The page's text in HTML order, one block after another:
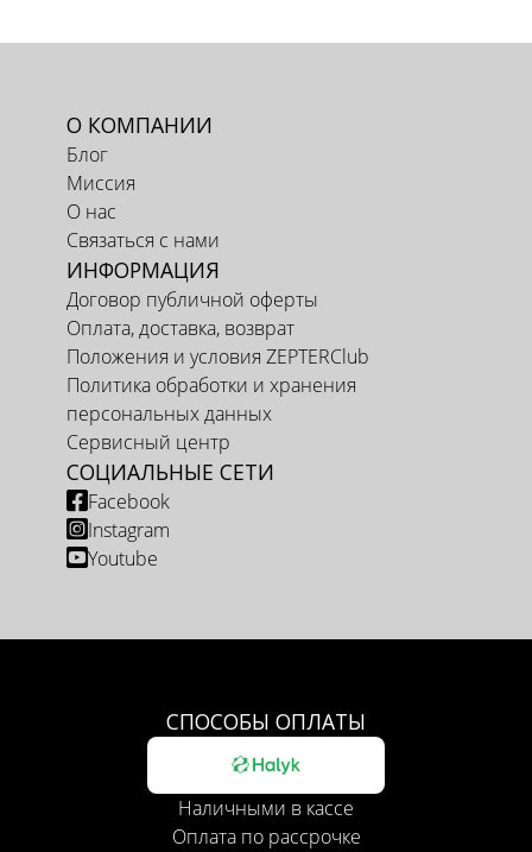
О КОМПАНИИ
Блог
Миссия
О нас
Связаться с нами
ИНФОРМАЦИЯ
Договор публичной оферты
Оплата, доставка, возврат
Положения и условия ZEPTERClub
Политика обработки и хранения
персональных данных
Сервисный центр
СОЦИАЛЬНЫЕ СЕТИ
Facebook
Instagram
Youtube
СПОСОБЫ ОПЛАТЫ
Наличными в кассе
Оплата по рассрочке